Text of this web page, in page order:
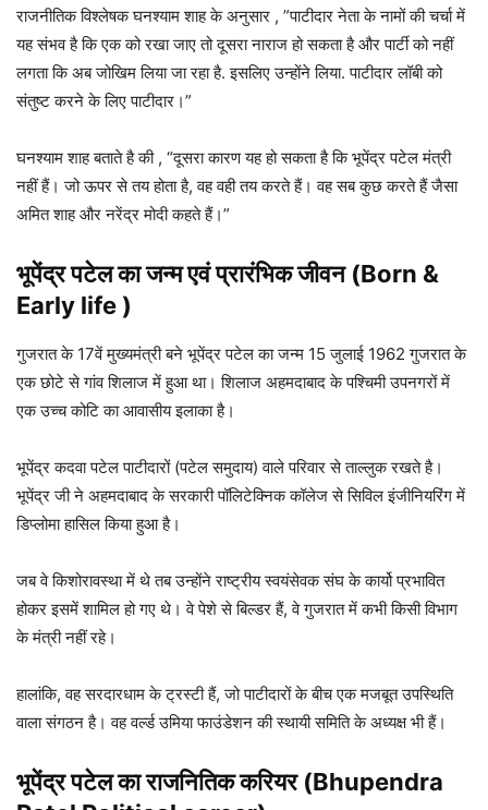
राजनीतिक विश्लेषक घनश्याम शाह के अनुसार , ”पाटीदार नेता के नामों की चर्चा में
यह संभव है कि एक को रखा जाए तो दूसरा नाराज हो सकता है और पार्टी को नहीं
लगता कि अब जोखिम लिया जा रहा है. इसलिए उन्होंने लिया. पाटीदार लॉबी को
संतुष्ट करने के लिए पाटीदार।”
घनश्याम शाह बताते है की , “दूसरा कारण यह हो सकता है कि भूपेंद्र पटेल मंत्री
नहीं हैं। जो ऊपर से तय होता है, वह वही तय करते हैं। वह सब कुछ करते हैं जैसा
अमित शाह और नरेंद्र मोदी कहते हैं।”
भूपेंद्र पटेल का जन्म एवं प्रारंभिक जीवन (Born &
Early life )
गुजरात के 17वें मुख्यमंत्री बने भूपेंद्र पटेल का जन्म 15 जुलाई 1962 गुजरात के
एक छोटे से गांव शिलाज में हुआ था। शिलाज अहमदाबाद के पश्चिमी उपनगरों में
एक उच्च कोटि का आवासीय इलाका है।
भूपेंद्र कदवा पटेल पाटीदारों (पटेल समुदाय) वाले परिवार से ताल्लुक रखते है।
भूपेंद्र जी ने अहमदाबाद के सरकारी पॉलिटेक्निक कॉलेज से सिविल इंजीनियरिंग में
डिप्लोमा हासिल किया हुआ है।
जब वे किशोरावस्था में थे तब उन्होंने राष्ट्रीय स्वयंसेवक संघ के कार्यो प्रभावित
होकर इसमें शामिल हो गए थे। वे पेशे से बिल्डर हैं, वे गुजरात में कभी किसी विभाग
के मंत्री नहीं रहे।
हालांकि, वह सरदारधाम के ट्रस्टी हैं, जो पाटीदारों के बीच एक मजबूत उपस्थिति
वाला संगठन है। वह वर्ल्ड उमिया फाउंडेशन की स्थायी समिति के अध्यक्ष भी हैं।
भूपेंद्र पटेल का राजनितिक करियर (Bhupendra